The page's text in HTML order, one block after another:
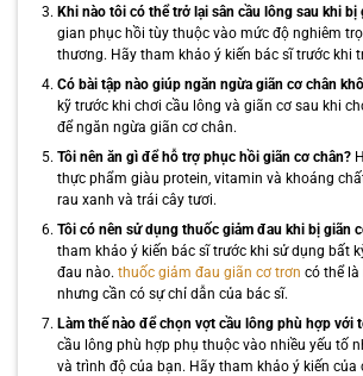
Khi nào tôi có thể trở lại sân cầu lông sau khi bị
gian phục hồi tùy thuộc vào mức độ nghiêm
thương. Hãy tham khảo ý kiến bác sĩ trước khi
Có bài tập nào giúp ngăn ngừa giãn cơ chân
kỹ trước khi chơi cầu lông và giãn cơ sau khi
để ngăn ngừa giãn cơ chân.
Tôi nên ăn gì để hỗ trợ phục hồi giãn cơ chân?
thực phẩm giàu protein, vitamin và khoáng
rau xanh và trái cây tươi.
Tôi có nên sử dụng thuốc giảm đau khi bị giãn
tham khảo ý kiến bác sĩ trước khi sử dụng bất
đau nào. thuốc giảm đau giãn cơ trơn có thể
nhưng cần có sự chỉ dẫn của bác sĩ.
Làm thế nào để chọn vợt cầu lông phù hợp với
cầu lông phù hợp phụ thuộc vào nhiều yếu tố
và trình độ của bạn. Hãy tham khảo ý kiến của